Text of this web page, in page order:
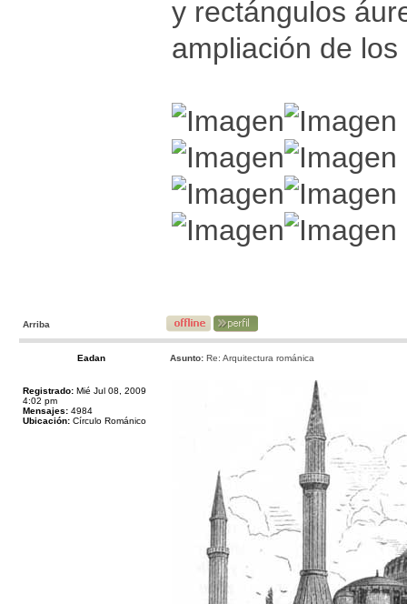
y rectángulos
ampliación de
Arriba
Eadan Asunto: Re: Arquitectura románica
Registrado: Mié Jul 08, 2009
4:02 pm
Mensajes: 4984
Ubicación: Círculo Románico